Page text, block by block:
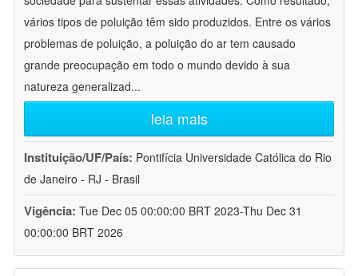
vários tipos de poluição têm sido produzidos. Entre os vários
problemas de poluição, a poluição do ar tem causado
grande preocupação em todo o mundo devido à sua
natureza generalizad...
leia mais
Instituição/UF/País: Pontifícia Universidade Católica do Rio
de Janeiro - RJ - Brasil
Vigência: Tue Dec 05 00:00:00 BRT 2023-Thu Dec 31
00:00:00 BRT 2026